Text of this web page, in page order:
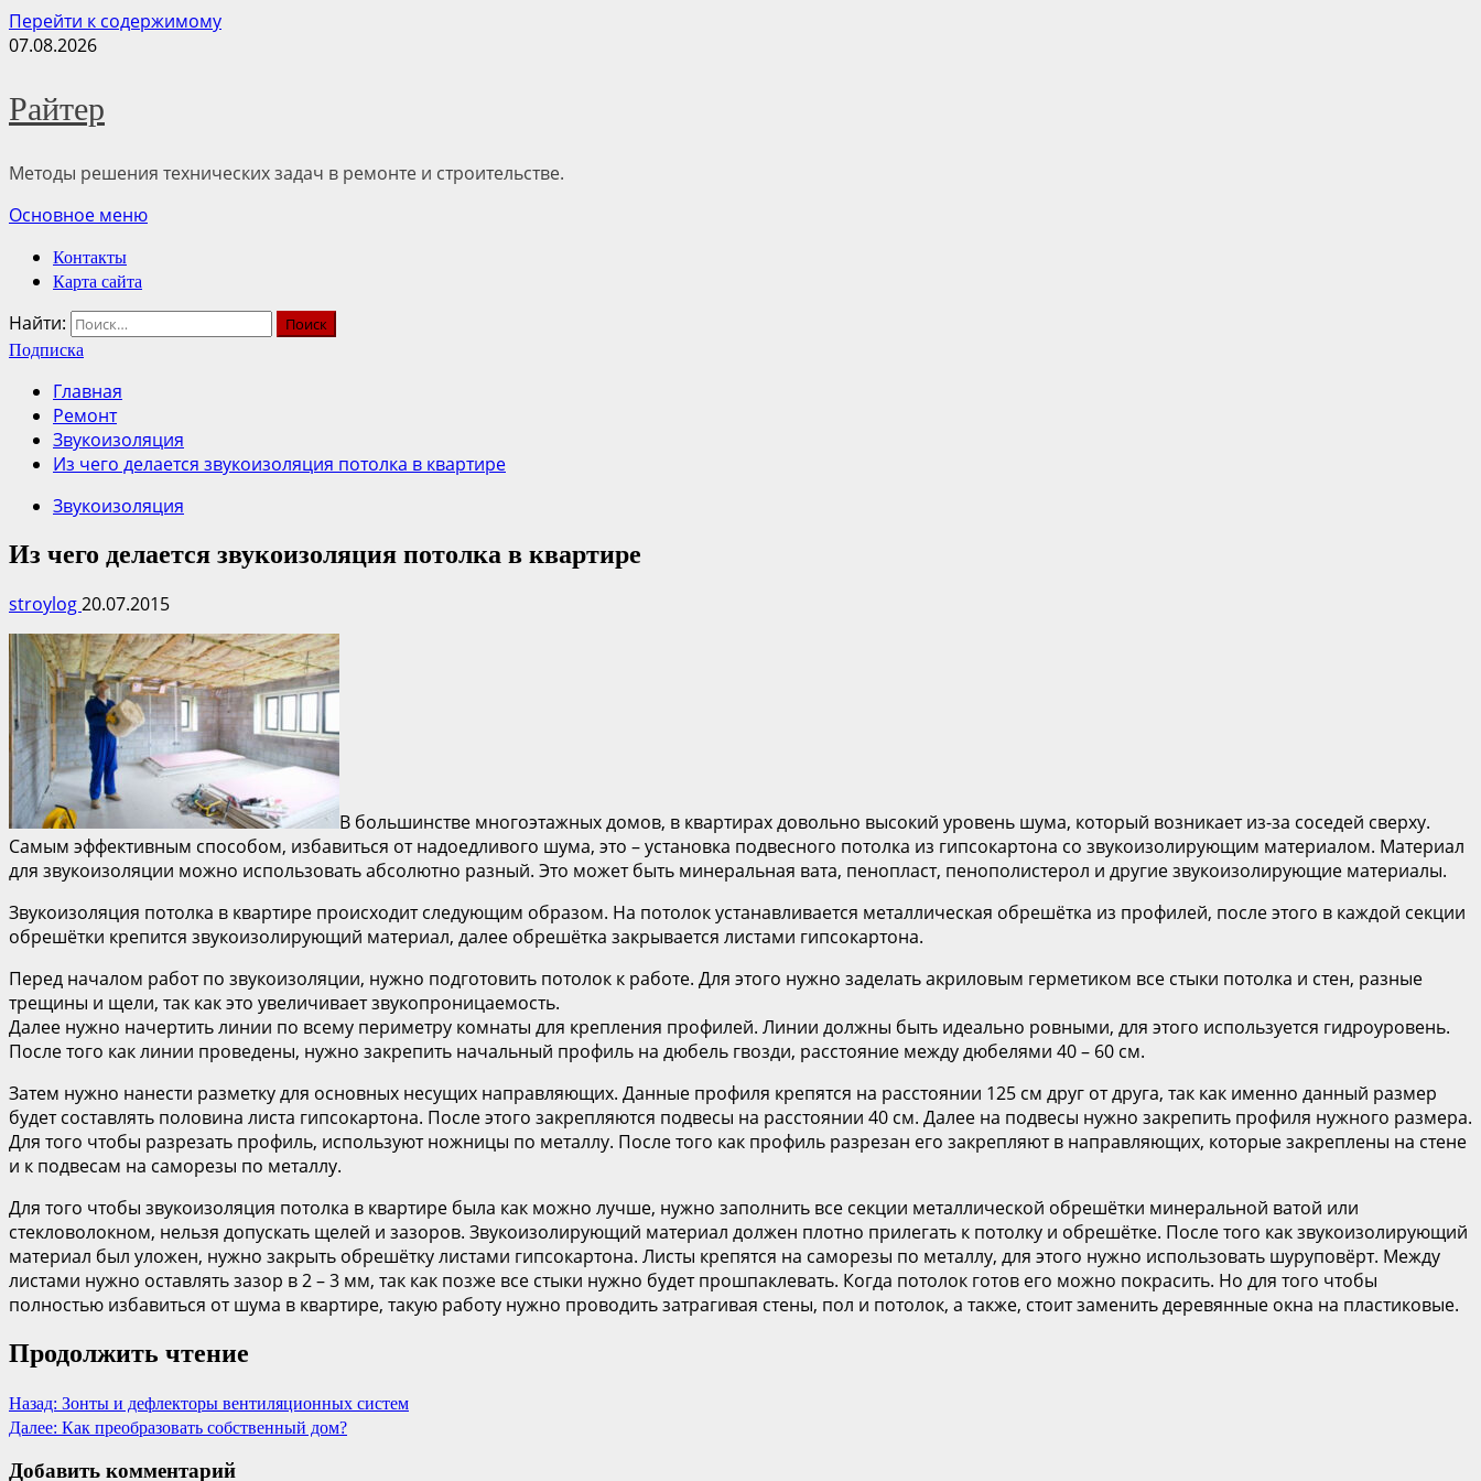
Перейти к содержимому
07.08.2026
Райтер
Методы решения технических задач в ремонте и строительстве.
Основное меню
Контакты
Карта сайта
Найти:
Подписка
Главная
Ремонт
Звукоизоляция
Из чего делается звукоизоляция потолка в квартире
Звукоизоляция
Из чего делается звукоизоляция потолка в квартире
stroylog20.07.2015
В большинстве многоэтажных домов, в квартирах довольно высокий уровень шума, который возникает из-за соседей сверху.
Самым эффективным способом, избавиться от надоедливого шума, это – установка подвесного потолка из гипсокартона со звукоизолирующим материалом. Материал
для звукоизоляции можно использовать абсолютно разный. Это может быть минеральная вата, пенопласт, пенополистерол и другие звукоизолирующие материалы.
Звукоизоляция потолка в квартире происходит следующим образом. На потолок устанавливается металлическая обрешётка из профилей, после этого в каждой секции
обрешётки крепится звукоизолирующий материал, далее обрешётка закрывается листами гипсокартона.
Перед началом работ по звукоизоляции, нужно подготовить потолок к работе. Для этого нужно заделать акриловым герметиком все стыки потолка и стен, разные
трещины и щели, так как это увеличивает звукопроницаемость.
Далее нужно начертить линии по всему периметру комнаты для крепления профилей. Линии должны быть идеально ровными, для этого используется гидроуровень.
После того как линии проведены, нужно закрепить начальный профиль на дюбель гвозди, расстояние между дюбелями 40 – 60 см.
Затем нужно нанести разметку для основных несущих направляющих. Данные профиля крепятся на расстоянии 125 см друг от друга, так как именно данный размер
будет составлять половина листа гипсокартона. После этого закрепляются подвесы на расстоянии 40 см. Далее на подвесы нужно закрепить профиля нужного размера.
Для того чтобы разрезать профиль, используют ножницы по металлу. После того как профиль разрезан его закрепляют в направляющих, которые закреплены на стене
и к подвесам на саморезы по металлу.
Для того чтобы звукоизоляция потолка в квартире была как можно лучше, нужно заполнить все секции металлической обрешётки минеральной ватой или
стекловолокном, нельзя допускать щелей и зазоров. Звукоизолирующий материал должен плотно прилегать к потолку и обрешётке. После того как звукоизолирующий
материал был уложен, нужно закрыть обрешётку листами гипсокартона. Листы крепятся на саморезы по металлу, для этого нужно использовать шуруповёрт. Между
листами нужно оставлять зазор в 2 – 3 мм, так как позже все стыки нужно будет прошпаклевать. Когда потолок готов его можно покрасить. Но для того чтобы
полностью избавиться от шума в квартире, такую работу нужно проводить затрагивая стены, пол и потолок, а также, стоит заменить деревянные окна на пластиковые.
Продолжить чтение
Назад: Зонты и дефлекторы вентиляционных систем
Далее: Как преобразовать собственный дом?
Добавить комментарий